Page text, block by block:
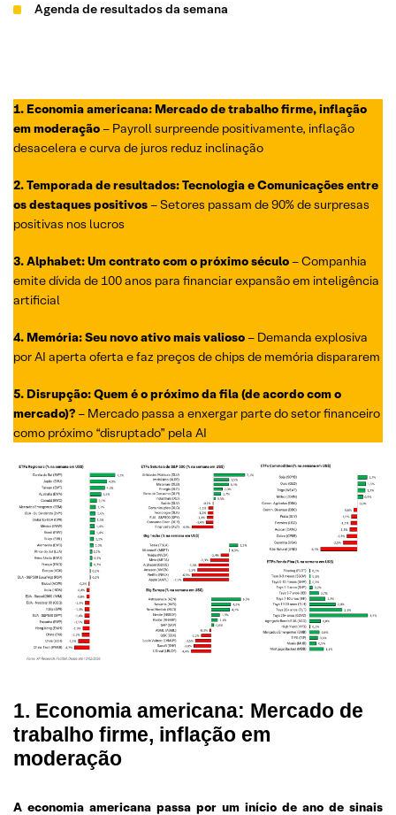
Agenda de resultados da semana
1. Economia americana: Mercado de trabalho firme, inflação
em moderação – Payroll surpreende positivamente, inflação
desacelera e curva de juros reduz inclinação
2. Temporada de resultados: Tecnologia e Comunicações entre
os destaques positivos – Setores passam de 90% de surpresas
positivas nos lucros
3.Alphabet: Um contrato com o próximo século – Companhia
emite dívida de 100 anos para financiar expansão em inteligência
artificial
4. Memória: Seu novo ativo mais valioso – Demanda explosiva
por AI aperta oferta e faz preços de chips de memória dispararem
5. Disrupção: Quem é o próximo da fila (de acordo com o
mercado)? – Mercado passa a enxergar parte do setor financeiro
como próximo “disruptado” pela AI
1. Economia americana: Mercado de
trabalho firme, inflação em
moderação
A economia americana passa por um início de ano de sinais